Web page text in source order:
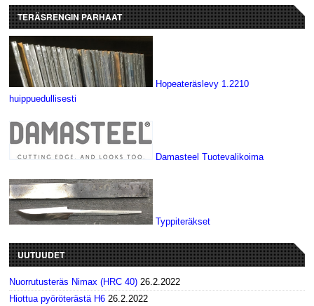
TERÄSRENGIN PARHAAT
Hopeateräslevy 1.2210
huippuedullisesti
Damasteel Tuotevalikoima
Typpiteräkset
UUTUUDET
Nuorrutusteräs Nimax (HRC 40) 26.2.2022
Hiottua pyöröterästä H6 26.2.2022